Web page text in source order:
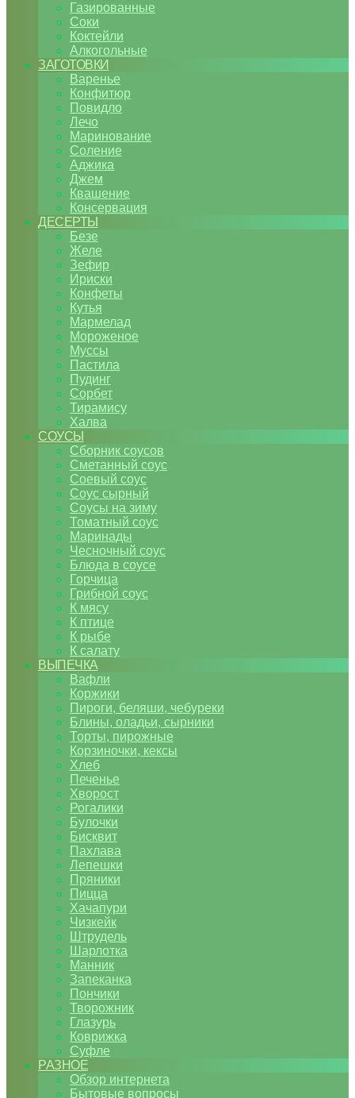
Газированные
Соки
Коктейли
Алкогольные
ЗАГОТОВКИ
Варенье
Конфитюр
Повидло
Лечо
Маринование
Соление
Аджика
Джем
Квашение
Консервация
ДЕСЕРТЫ
Безе
Желе
Зефир
Ириски
Конфеты
Кутья
Мармелад
Мороженое
Муссы
Пастила
Пудинг
Сорбет
Тирамису
Халва
СОУСЫ
Сборник соусов
Сметанный соус
Соевый соус
Соус сырный
Соусы на зиму
Томатный соус
Маринады
Чесночный соус
Блюда в соусе
Горчица
Грибной соус
К мясу
К птице
К рыбе
К салату
ВЫПЕЧКА
Вафли
Коржики
Пироги, беляши, чебуреки
Блины, оладьи, сырники
Торты, пирожные
Корзиночки, кексы
Хлеб
Печенье
Хворост
Рогалики
Булочки
Бисквит
Пахлава
Лепешки
Пряники
Пицца
Хачапури
Чизкейк
Штрудель
Шарлотка
Манник
Запеканка
Пончики
Творожник
Глазурь
Коврижка
Суфле
РАЗНОЕ
Обзор интернета
Бытовые вопросы